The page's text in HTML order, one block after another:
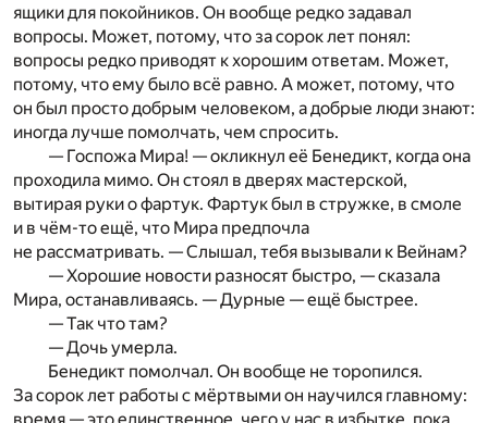
ящики для покойников. Он вообще редко задавал
вопросы. Может, потому, что за сорок лет понял:
вопросы редко приводят к хорошим ответам. Может,
потому, что ему было всё равно. А может, потому, что
он был просто добрым человеком, а добрые люди знают:
иногда лучше помолчать, чем спросить.
— Госпожа Мира! — окликнул её Бенедикт, когда она
проходила мимо. Он стоял в дверях мастерской,
вытирая руки о фартук. Фартук был в стружке, в смоле
и в чём-то ещё, что Мира предпочла
не рассматривать. — Слышал, тебя вызывали к Вейнам?
— Хорошие новости разносят быстро, — сказала
Мира, останавливаясь. — Дурные — ещё быстрее.
— Так что там?
— Дочь умерла.
Бенедикт помолчал. Он вообще не торопился.
За сорок лет работы с мёртвыми он научился главному:
время — это единственное, чего у нас в избытке, пока